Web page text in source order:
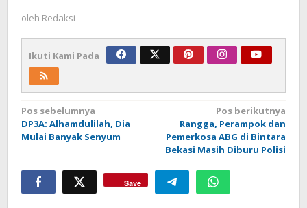
oleh Redaksi
Ikuti Kami Pada
Navigasi
pos
Pos sebelumnya
DP3A: Alhamdulilah, Dia
Mulai Banyak Senyum
Pos berikutnya
Rangga, Perampok dan
Pemerkosa ABG di Bintara
Bekasi Masih Diburu Polisi
Save